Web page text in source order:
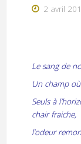
2 avril
Le sang de
Un champ
Seuls à
chair fraiche,
l’odeur